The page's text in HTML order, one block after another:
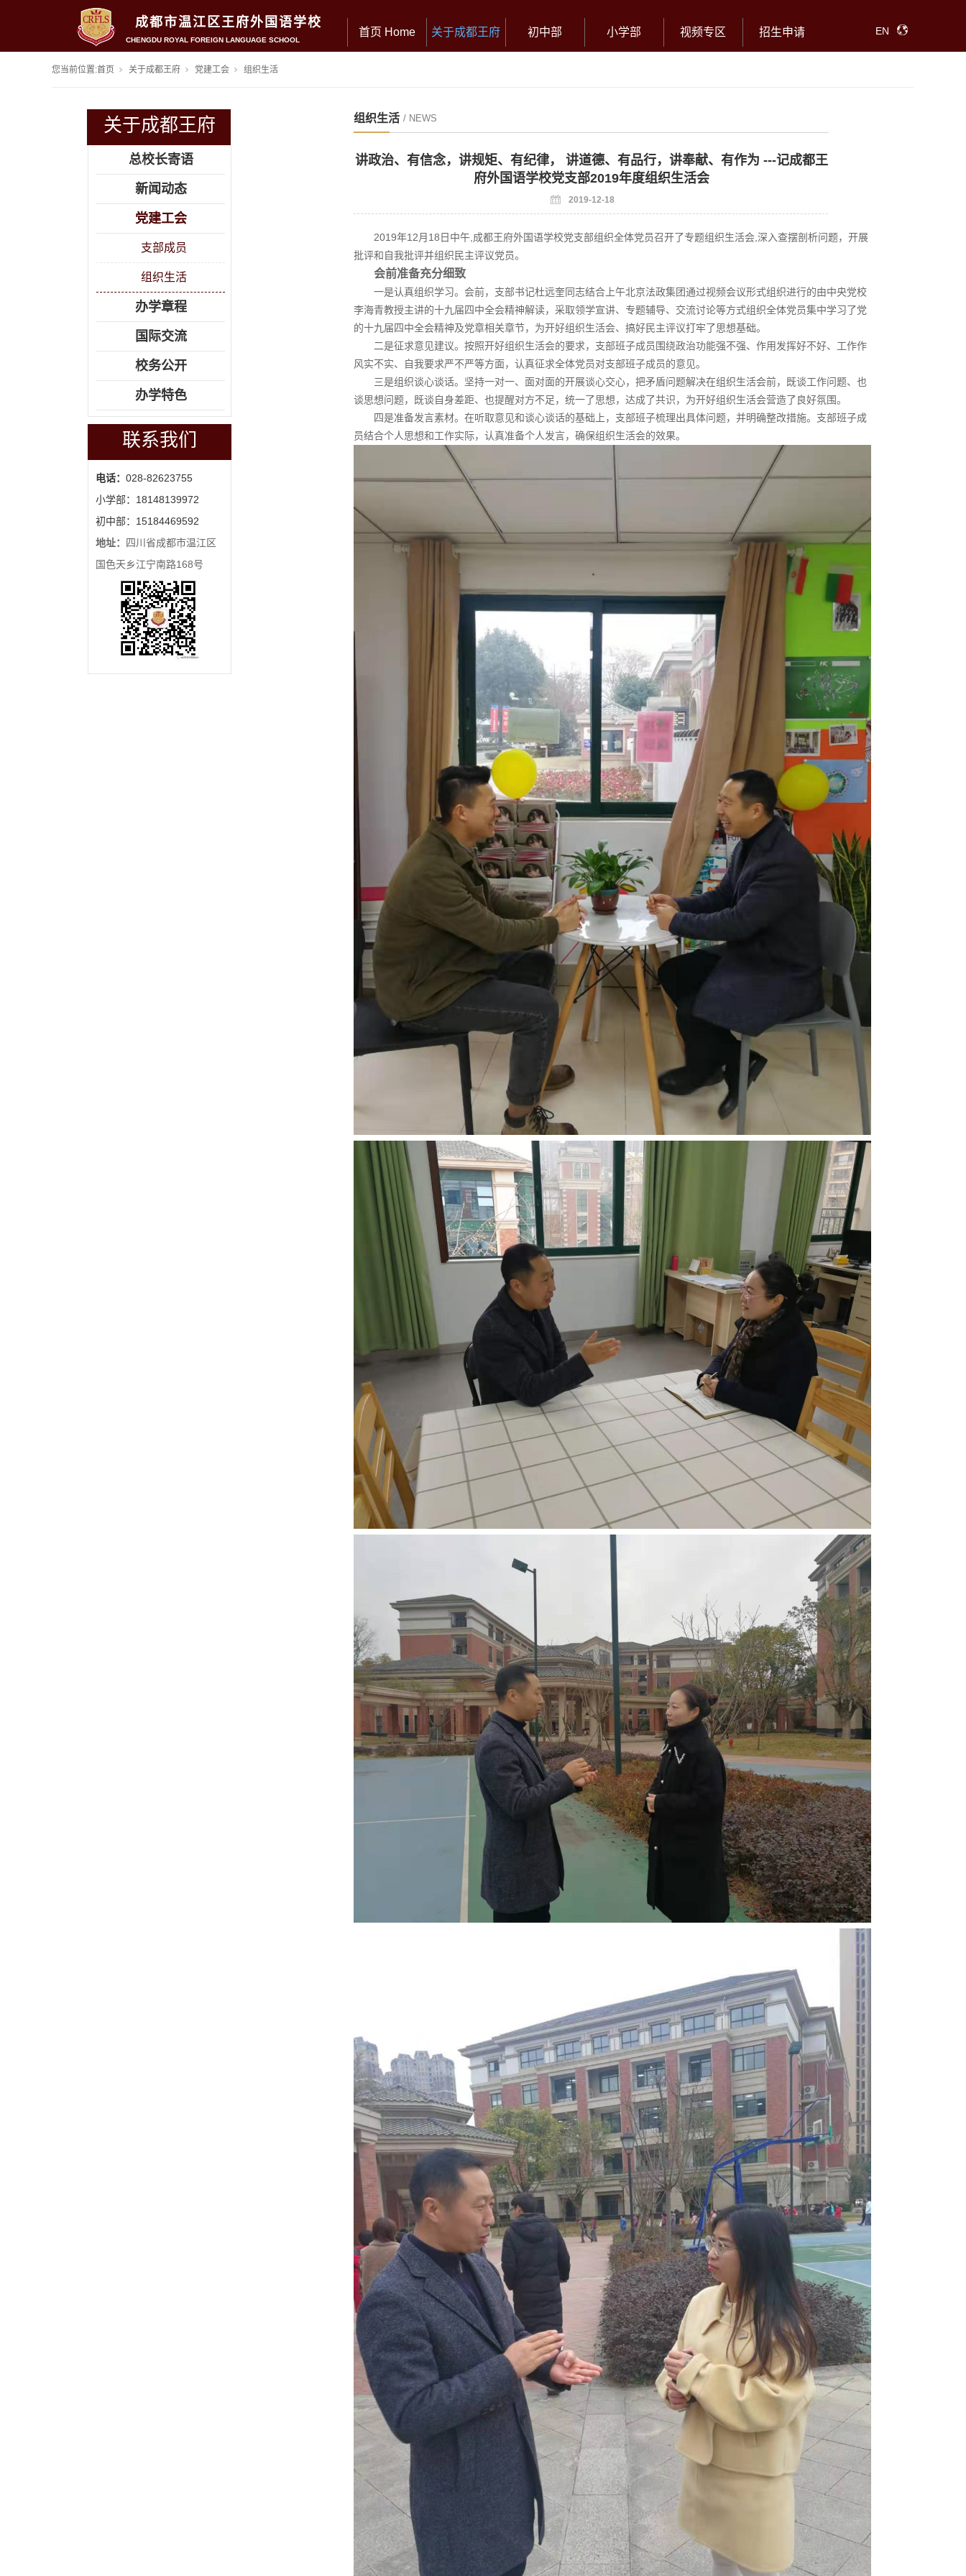
成都市温江区王府外国语学校
CHENGDU ROYAL FOREIGN LANGUAGE SCHOOL
首页 Home 关于成都王府 初中部 小学部 视频专区 招生申请 EN
您当前位置:首页 关于成都王府 党建工会 组织生活
关于成都王府
总校长寄语
新闻动态
党建工会
支部成员
组织生活
办学章程
国际交流
校务公开
办学特色
联系我们
电话： 028-82623755
小学部：18148139972
初中部：15184469592
地址：
四川省成都市温江区
国色天乡江宁南路168号
组织生活 / NEWS
讲政治、有信念，讲规矩、有纪律， 讲道德、有品行，讲奉献、有作为 ---记成都王
府外国语学校党支部2019年度组织生活会
2019-12-18
2019年12月18日中午,成都王府外国语学校党支部组织全体党员召开了专题组织生活会,深入查摆剖析问题，开展
批评和自我批评并组织民主评议党员。
会前准备充分细致
一是认真组织学习。会前，支部书记杜远奎同志结合上午北京法政集团通过视频会议形式组织进行的由中央党校
李海青教授主讲的十九届四中全会精神解读，采取领学宣讲、专题辅导、交流讨论等方式组织全体党员集中学习了党
的十九届四中全会精神及党章相关章节，为开好组织生活会、搞好民主评议打牢了思想基础。
二是征求意见建议。按照开好组织生活会的要求，支部班子成员围绕政治功能强不强、作用发挥好不好、工作作
风实不实、自我要求严不严等方面，认真征求全体党员对支部班子成员的意见。
三是组织谈心谈话。坚持一对一、面对面的开展谈心交心，把矛盾问题解决在组织生活会前，既谈工作问题、也
谈思想问题，既谈自身差距、也提醒对方不足，统一了思想，达成了共识，为开好组织生活会营造了良好氛围。
四是准备发言素材。在听取意见和谈心谈话的基础上，支部班子梳理出具体问题，并明确整改措施。支部班子成
员结合个人思想和工作实际，认真准备个人发言，确保组织生活会的效果。